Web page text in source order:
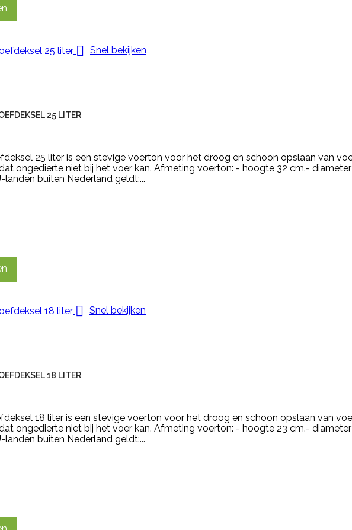
 Snel bekijken
25 LITER
25 liter is een stevige voerton voor het droog en schoon opslaan van
ongedierte niet bij het voer kan. Afmeting voerton: - hoogte 32 cm.-
landen buiten Nederland geldt:...
 Snel bekijken
18 LITER
18 liter is een stevige voerton voor het droog en schoon opslaan van
ongedierte niet bij het voer kan. Afmeting voerton: - hoogte 23 cm.-
landen buiten Nederland geldt:...